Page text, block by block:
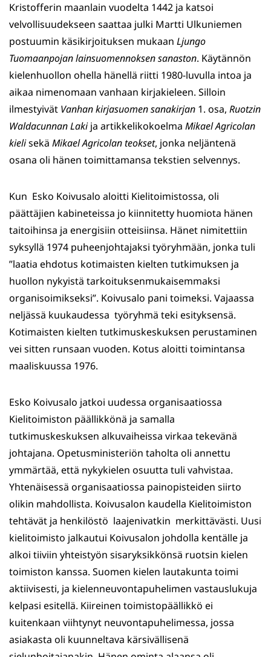
Kristofferin maanlain vuodelta 1442 ja katsoi
velvollisuudekseen saattaa julki Martti Ulkuniemen
postuumin käsikirjoituksen mukaan Ljungo
Tuomaanpojan lainsuomennoksen sanaston. Käytännön
kielenhuollon ohella hänellä riitti 1980-luvulla intoa ja
aikaa nimenomaan vanhaan kirjakieleen. Silloin
ilmestyivät Vanhan kirjasuomen sanakirjan 1. osa, Ruotzin
Waldacunnan Lakija artikkelikokoelma Mikael Agricolan
kielisekä Mikael Agricolan teokset, jonka neljäntenä
osana oli hänen toimittamansa tekstien selvennys.
Kun Esko Koivusalo aloitti Kielitoimistossa, oli
päättäjien kabineteissa jo kiinnitetty huomiota hänen
taitoihinsa ja energisiin otteisiinsa. Hänet nimitettiin
syksyllä 1974 puheenjohtajaksi työryhmään, jonka tuli
”laatia ehdotus kotimaisten kielten tutkimuksen ja
huollon nykyistä tarkoituksenmukaisemmaksi
organisoimikseksi”. Koivusalo pani toimeksi. Vajaassa
neljässä kuukaudessa työryhmä teki esityksensä.
Kotimaisten kielten tutkimuskeskuksen perustaminen
vei sitten runsaan vuoden. Kotus aloitti toimintansa
maaliskuussa 1976.
Esko Koivusalo jatkoi uudessa organisaatiossa
Kielitoimiston päällikkönä ja samalla
tutkimuskeskuksen alkuvaiheissa virkaa tekevänä
johtajana. Opetusministeriön taholta oli annettu
ymmärtää, että nykykielen osuutta tuli vahvistaa.
Yhtenäisessä organisaatiossa painopisteiden siirto
olikin mahdollista. Koivusalon kaudella Kielitoimiston
tehtävät ja henkilöstö laajenivatkin merkittävästi. Uusi
kielitoimisto jalkautui Koivusalon johdolla kentälle ja
alkoi tiiviin yhteistyön sisaryksikkönsä ruotsin kielen
toimiston kanssa. Suomen kielen lautakunta toimi
aktiivisesti, ja kielenneuvontapuhelimen vastauslukuja
kelpasi esitellä. Kiireinen toimistopäällikkö ei
kuitenkaan viihtynyt neuvontapuhelimessa, jossa
asiakasta oli kuunneltava kärsivällisenä